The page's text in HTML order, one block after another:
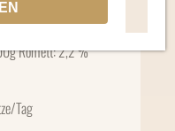
86,1 %
Rohfett: 2,2 %
Tag